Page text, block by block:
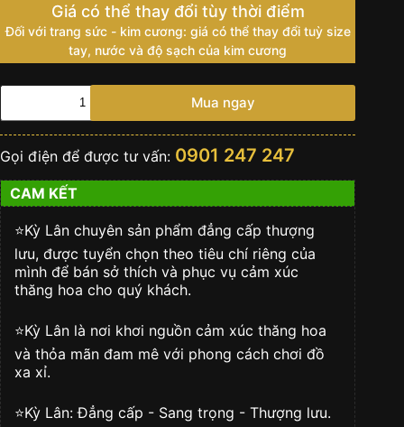
Giá có thể thay đổi tùy thời điểm
Đối với trang sức - kim cương: giá có thể thay đổi tuỳ size
tay, nước và độ sạch của kim cương
Đồng
Rolex
Date
36
128395TBR-
0032
mặt
xanh
lục
lam
nạm
kim
cương
số
lượng
Mua ngay
Gọi điện để được tư vấn: 0901 247 247
CAM KẾT
⭐️Kỳ Lân chuyên sản phẩm đẳng cấp thượng
lưu, được tuyển chọn theo tiêu chí riêng của
mình để bán sở thích và phục vụ cảm xúc
thăng hoa cho quý khách.
⭐️Kỳ Lân là nơi khơi nguồn cảm xúc thăng hoa
và thỏa mãn đam mê với phong cách chơi đồ
xa xỉ.
⭐️Kỳ Lân: Đẳng cấp - Sang trọng - Thượng lưu.